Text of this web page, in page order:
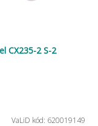
CX235-2 S-2
VaLiD kód: 620019149